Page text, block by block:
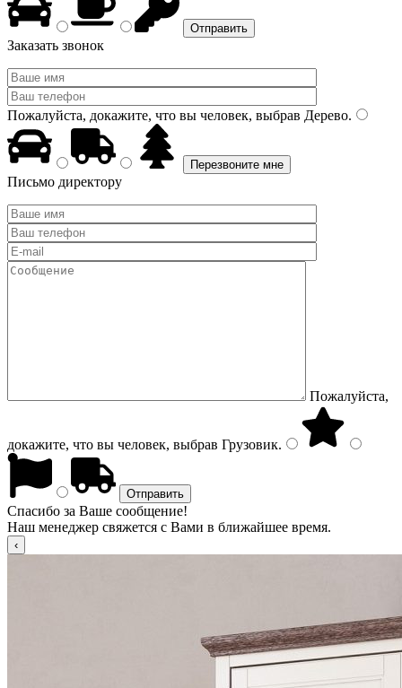
Заказать звонок
Пожалуйста, докажите, что вы человек, выбрав Дерево.
Письмо директору
Пожалуйста,
докажите, что вы человек, выбрав Грузовик.
Спасибо за Ваше сообщение!
Наш менеджер свяжется с Вами в ближайшее время.